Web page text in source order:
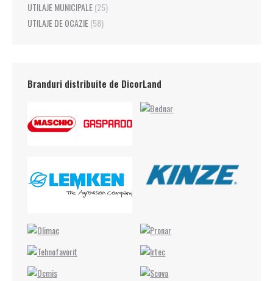
UTILAJE MUNICIPALE(25)
UTILAJE DE OCAZIE(58)
Branduri distribuite de DicorLand